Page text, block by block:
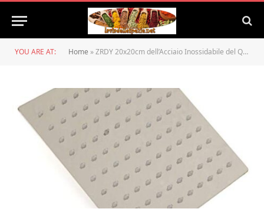
YOU ARE AT: Home »ZRDY 20x20cm dell’Acciaio Inossidabile del Quadrato Pioggia Doccia Pioggia Testa Bagno su Polverizzatori Sottile Ad Alta Pressione (Color : Silver)